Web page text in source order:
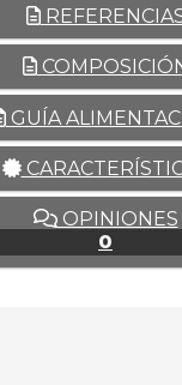
GUÍA
OPINIONES
0